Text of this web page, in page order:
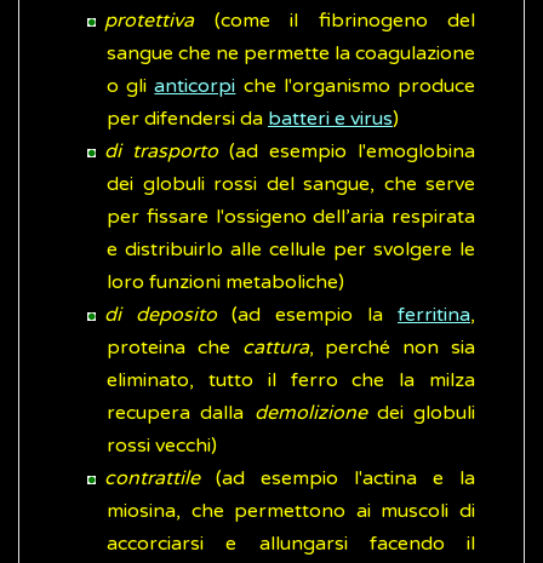
protettiva(come il fibrinogeno del
sangue che ne permette la coagulazione
o glianticorpi che l'organismo produce
per difendersi da batteri e virus)
di trasporto(ad esempio l'emoglobina
dei globuli rossi del sangue, che serve
per fissare l'ossigeno dell’aria respirata
e distribuirlo alle cellule per svolgere le
loro funzioni metaboliche)
di deposito(ad esempio la ferritina,
proteina che cattura, perché non sia
eliminato, tutto il ferro che la milza
recupera dalla demolizionedei globuli
rossi vecchi)
contrattile(ad esempio l'actina e la
miosina, che permettono ai muscoli di
accorciarsi e allungarsi facendo il